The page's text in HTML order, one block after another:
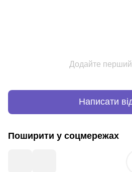
Додайте перший
Написати
Поширити у соцмережах